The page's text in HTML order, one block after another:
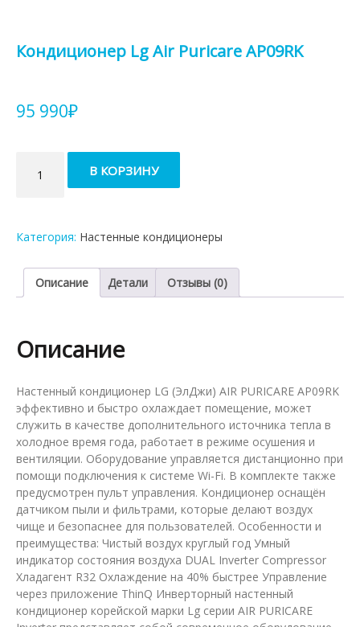
Кондиционер Lg Air Puricare AP09RK
95 990₽
товара
Кондиционер
Puricare
В КОРЗИНУ
Категория: Настенные кондиционеры
Описание Детали Отзывы (0)
Описание
Настенный кондиционер LG (ЭлДжи) AIR PURICARE AP09RK
эффективно и быстро охлаждает помещение, может
служить в качестве дополнительного источника тепла в
холодное время года, работает в режиме осушения и
вентиляции. Оборудование управляется дистанционно при
помощи подключения к системе Wi-Fi. В комплекте также
предусмотрен пульт управления. Кондиционер оснащён
датчиком пыли и фильтрами, которые делают воздух
чище и безопаснее для пользователей. Особенности и
преимущества: Чистый воздух круглый год Умный
индикатор состояния воздуха DUAL Inverter Compressor
Хладагент R32 Охлаждение на 40% быстрее Управление
через приложение ThinQ Инверторный настенный
кондиционер корейской марки Lg серии AIR PURICARE